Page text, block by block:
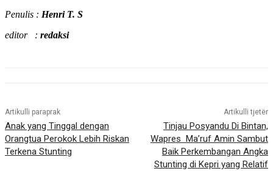
Penulis : Henri T. S
editor : redaksi
Artikulli paraprak
Anak yang Tinggal dengan
Orangtua Perokok Lebih Riskan
Terkena Stunting
Artikulli tjetër
Tinjau Posyandu Di Bintan,
Wapres Ma’ruf Amin Sambut
Baik Perkembangan Angka
Stunting di Kepri yang Relatif